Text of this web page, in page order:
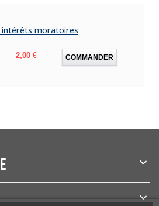
moratoires
Prix
2,00 € COMMANDER